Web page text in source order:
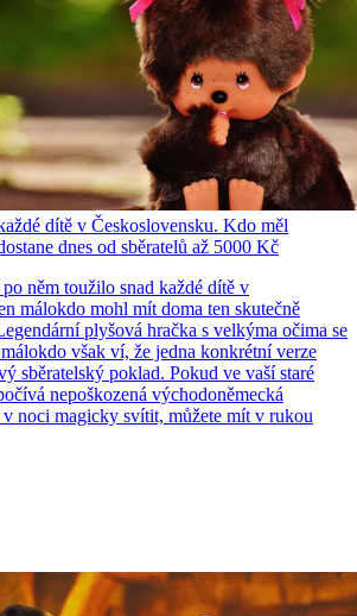
dítě v Československu. Kdo měl
dnes od sběratelů až 5000 Kč
něm toužilo snad každé dítě v
málokdo mohl mít doma ten skutečně
plyšová hračka s velkýma očima se
však ví, že jedna konkrétní verze
sběratelský poklad. Pokud ve vaší staré
nepoškozená východoněmecká
v noci magicky svítit, můžete mít v rukou